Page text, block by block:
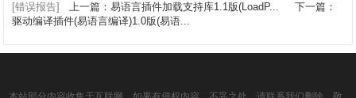
[错误报告] 上一篇：易语言插件加载支持库1.1版(LoadP...
下一篇：
驱动编译插件(易语言编译)1.0版(易语...